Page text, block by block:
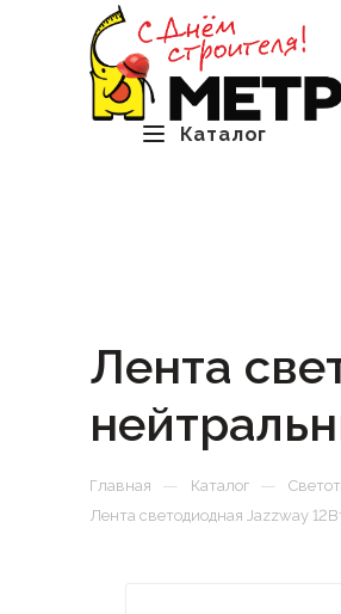
Каталог
Лента
Главная — Каталог —
Лента светодиодная Jazzway